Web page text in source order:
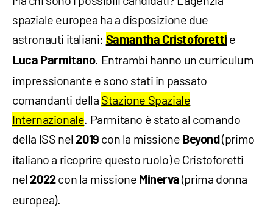
spaziale europea ha a disposizione due
astronauti italiani: Samantha Cristoforetti e
Luca Parmitano. Entrambi hanno un curriculum
impressionante e sono stati in passato
comandanti della Stazione Spaziale
Internazionale. Parmitano è stato al comando
della ISS nel2019 con la missione Beyond(primo
italiano a ricoprire questo ruolo) e Cristoforetti
nel2022con la missione Minerva (prima donna
europea).